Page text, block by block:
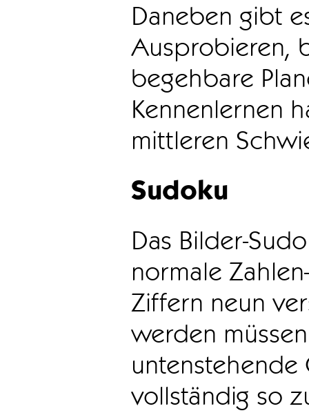
Daneben gibt
Ausprobieren,
begehbare
Kennenlernen
mittleren
Sudoku
Das Bilder-
normale
Ziffern neun
werden
vollständig so